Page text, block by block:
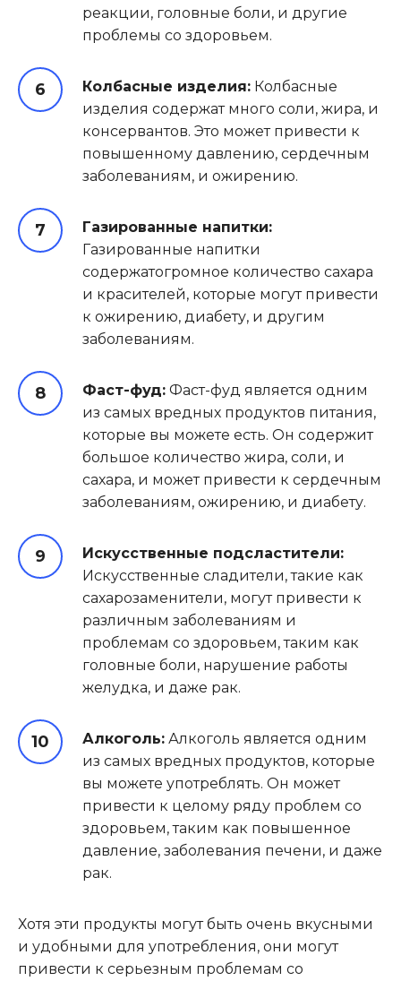
реакции, головные боли, и другие
проблемы со здоровьем.
Колбасные изделия: Колбасные
изделия содержат много соли, жира, и
консервантов. Это может привести к
повышенному давлению, сердечным
заболеваниям, и ожирению.
Газированные напитки:
Газированные напитки
содержатогромное количество сахара
и красителей, которые могут привести
к ожирению, диабету, и другим
заболеваниям.
Фаст-фуд: Фаст-фуд является одним
из самых вредных продуктов питания,
которые вы можете есть. Он содержит
большое количество жира, соли, и
сахара, и может привести к сердечным
заболеваниям, ожирению, и диабету.
Искусственные подсластители:
Искусственные сладители, такие как
сахарозаменители, могут привести к
различным заболеваниям и
проблемам со здоровьем, таким как
головные боли, нарушение работы
желудка, и даже рак.
Алкоголь: Алкоголь является одним
из самых вредных продуктов, которые
вы можете употреблять. Он может
привести к целому ряду проблем со
здоровьем, таким как повышенное
давление, заболевания печени, и даже
рак.
Хотя эти продукты могут быть очень вкусными
и удобными для употребления, они могут
привести к серьезным проблемам со